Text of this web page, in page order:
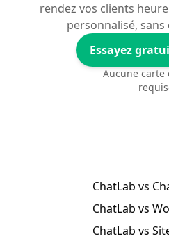
rendez vos clients
personnalisé,
Essayez
Aucune carte
ChatLab vs
ChatLab vs
ChatLab vs